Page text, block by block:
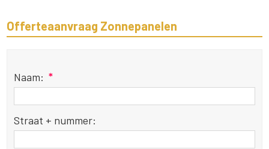
Offerteaanvraag Zonnepanelen
Naam: *
Straat + nummer: